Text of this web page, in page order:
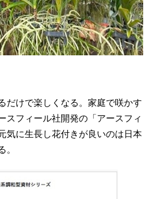
だけで楽しくなる。家庭で咲かす
スフィール社開発の「アースフィ
気に生長し花付きが良いのは日本
。